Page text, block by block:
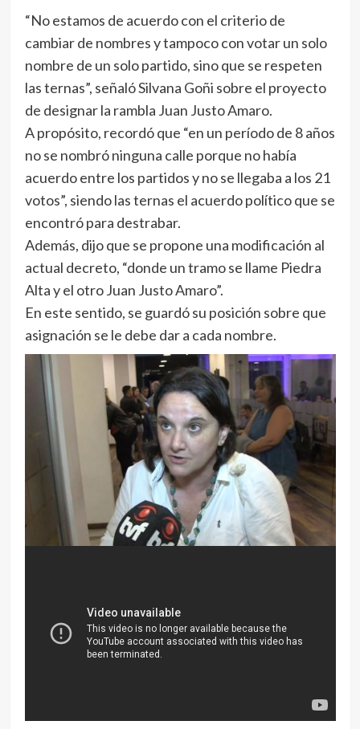
“No estamos de acuerdo con el criterio de
cambiar de nombres y tampoco con votar un solo
nombre de un solo partido, sino que se respeten
las ternas”, señaló Silvana Goñi sobre el proyecto
de designar la rambla Juan Justo Amaro.
A propósito, recordó que “en un período de 8 años
no se nombró ninguna calle porque no había
acuerdo entre los partidos y no se llegaba a los 21
votos”, siendo las ternas el acuerdo político que se
encontró para destrabar.
Además, dijo que se propone una modificación al
actual decreto, “donde un tramo se llame Piedra
Alta y el otro Juan Justo Amaro”.
En este sentido, se guardó su posición sobre que
asignación se le debe dar a cada nombre.